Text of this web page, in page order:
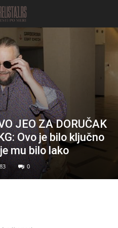
JEO ZA DORUČAK
Ovo je bilo ključno
mu bilo lako
0